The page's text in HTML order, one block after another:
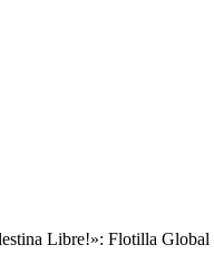
Libre!»: Flotilla